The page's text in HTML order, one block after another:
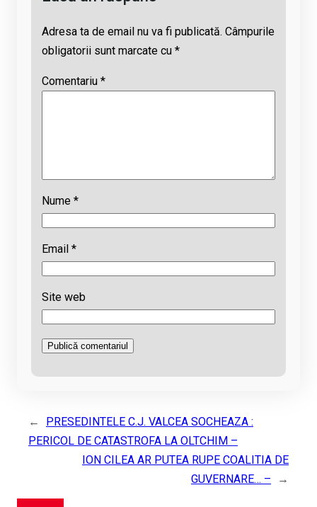
Adresa ta de email nu va fi publicată. Câmpurile
obligatorii sunt marcate cu *
Comentariu *
Nume *
Email *
Site web
←
PRESEDINTELE C.J. VALCEA SOCHEAZA :
PERICOL DE CATASTROFA LA OLTCHIM –
ION CILEA AR PUTEA RUPE COALITIA DE
GUVERNARE… –
→